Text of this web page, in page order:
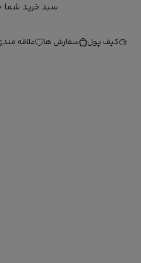
سبد خرید شما
کیف پول سفارش ها علاقه